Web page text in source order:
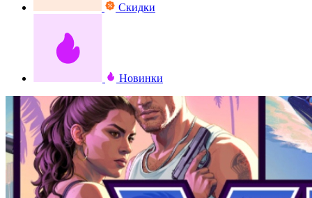
Скидки
Новинки